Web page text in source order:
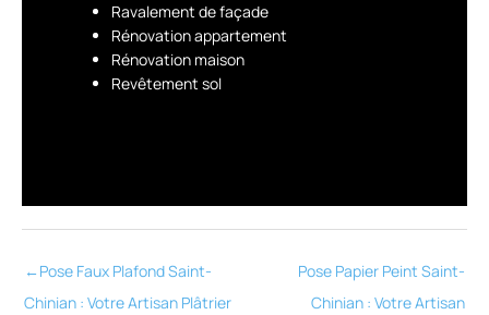
Ravalement de façade
Rénovation appartement
Rénovation maison
Revêtement sol
←Pose Faux Plafond Saint-
Chinian : Votre Artisan Plâtrier
Pose Papier Peint Saint-
Chinian : Votre Artisan